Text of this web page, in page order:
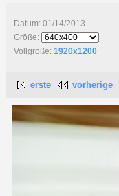
Datum: 01/14/2013
Größe:
Vollgröße: 1920x1200
erste vorherige